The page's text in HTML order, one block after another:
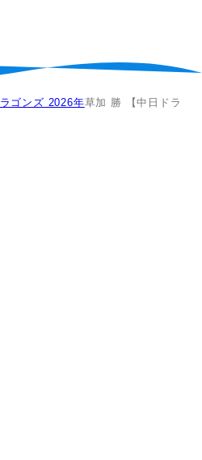
ゴンズ 2026年草加 勝 【中日ドラ